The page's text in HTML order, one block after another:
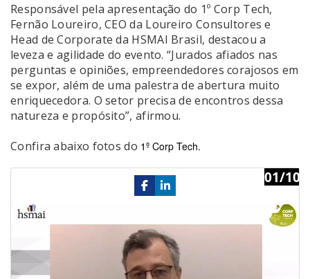
Responsável pela apresentação do 1º Corp Tech,
Fernão Loureiro, CEO da Loureiro Consultores e
Head de Corporate da HSMAI Brasil, destacou a
leveza e agilidade do evento. “Jurados afiados nas
perguntas e opiniões, empreendedores corajosos em
se expor, além de uma palestra de abertura muito
enriquecedora. O setor precisa de encontros dessa
natureza e propósito”, afirmou.
Confira abaixo fotos do 1º Corp Tech.
01/10
Previous